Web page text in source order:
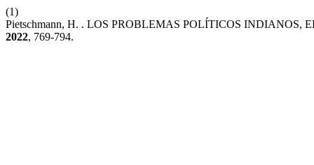
(1)
Pietschmann, H. . LOS PROBLEMAS POLÍTICOS
2022, 769-794.